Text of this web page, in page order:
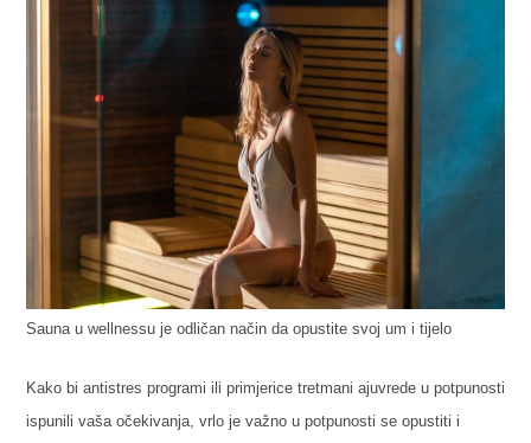
Sauna u wellnessu je odličan način da opustite svoj um i tijelo
Kako bi antistres programi ili primjerice tretmani ajuvrede u potpunosti
ispunili vaša očekivanja, vrlo je važno u potpunosti se opustiti i